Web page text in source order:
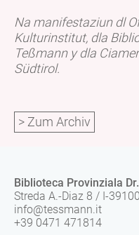
Na manifestaziun dl
Kulturinstitut, dla
Teßmann y dla
Südtirol.
> Zum Archiv
Biblioteca Provinziala
Streda A.-Diaz 8 / I-
info@tessmann.it
+39 0471 471814